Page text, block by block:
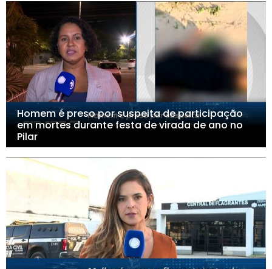
Homem é preso por suspeita de participação
em mortes durante festa de virada de ano no
Pilar